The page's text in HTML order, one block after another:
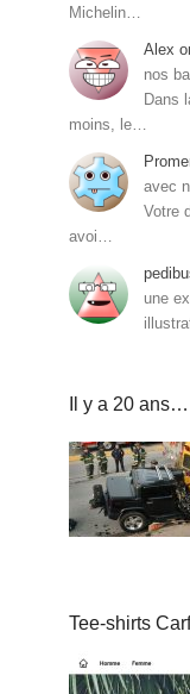
Michelin…
Alex
nos
Dans
moins, le…
avec
Votre
avoi…
une
Il y a 20 ans…
Tee-shirts